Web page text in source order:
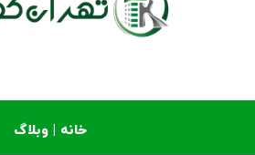
خانه |وبلاگ